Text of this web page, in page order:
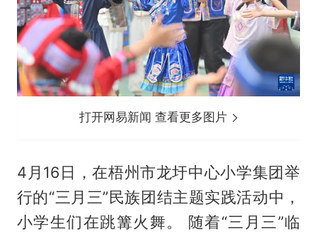
打开网易新闻 查看更多图片
4月16日，在梧州市龙圩中心小学集团举
行的“三月三”民族团结主题实践活动中，
小学生们在跳篝火舞。 随着“三月三”临